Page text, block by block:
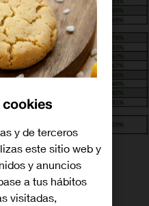
y de terceros
este sitio web y
y anuncios
a tus hábitos
visitadas,